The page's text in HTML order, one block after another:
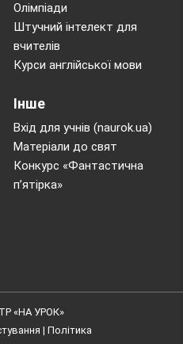
Олімпіади
Штучний інтелект для
вчителів
Курси англійської мови
Інше
Вхід для учнів (naurok.ua)
Матеріали до свят
Конкурс «Фантастична
п’ятірка»
«НА УРОК»
| Політика